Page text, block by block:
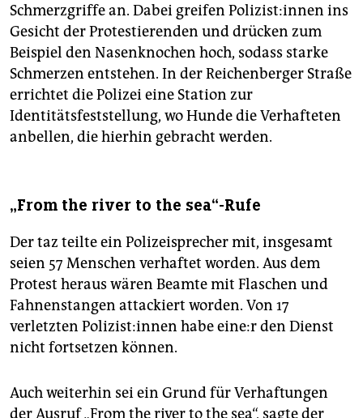
Schmerzgriffe an. Dabei greifen Po­li­zis­t:in­nen ins
Gesicht der Protestierenden und drücken zum
Beispiel den Nasenknochen hoch, sodass starke
Schmerzen entstehen. In der Reichenberger Straße
errichtet die Polizei eine Station zur
Identitätsfeststellung, wo Hunde die Verhafteten
anbellen, die hierhin gebracht werden.
„From the river to the sea“-Rufe
Der taz teilte ein Polizeisprecher mit, insgesamt
seien 57 Menschen verhaftet worden. Aus dem
Protest heraus wären Beamte mit Flaschen und
Fahnenstangen attackiert worden. Von 17
verletzten Po­li­zis­t:in­nen habe ei­ne:r den Dienst
nicht fortsetzen können.
Auch weiterhin sei ein Grund für Verhaftungen
der Ausruf „From the river to the sea“, sagte der